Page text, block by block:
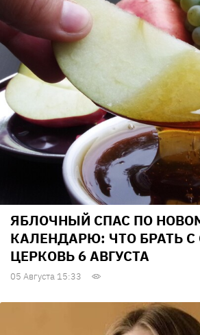
ЯБЛОЧНЫЙ СПАС ПО
КАЛЕНДАРЮ: ЧТО БРАТЬ С
ЦЕРКОВЬ 6 АВГУСТА
05 Августа 15:33